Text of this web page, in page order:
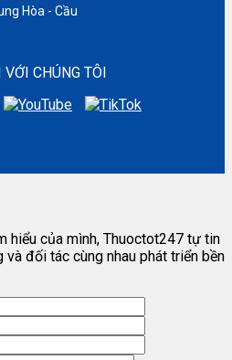
Hòa - Cầu
VỚI CHÚNG TÔI
hiểu của mình, Thuoctot247 tự tin
và đối tác cùng nhau phát triển bền